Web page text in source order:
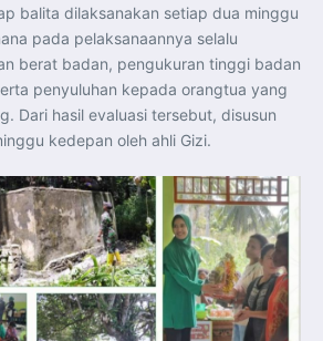
Maritim, Ekonomi, dan Kesehatan
BI-Rate 5,75 Persen untuk Jaga
dan Dukung Pertumbuhan Ekonomi
Sudaryono Tegaskan Komitmen Perkuat
dan Akuntabilitas Program Makan Bergizi
balita dilaksanakan setiap dua minggu
pada pelaksanaannya selalu
berat badan, pengukuran tinggi badan
penyuluhan kepada orangtua yang
Dari hasil evaluasi tersebut, disusun
kedepan oleh ahli Gizi.